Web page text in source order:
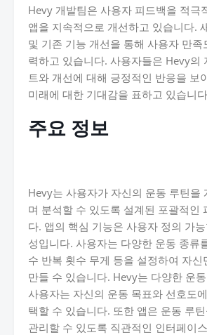
Hevy 개발팀은 사용자 피드백을 적극
앱을 지속적으로 개선하고 있습니다.
및 기존 기능 개선을 통해 사용자 만족
력하고 있습니다. 사용자들은 Hevy의
트와 개선에 대해 긍정적인 반응을 보
미래에 대한 기대감을 표하고 있습니
주요 정보
Hevy는 사용자가 자신의 운동 루틴을
며 분석할 수 있도록 설계된 포괄적인
다. 앱의 핵심 기능은 사용자 정의 가
성입니다. 사용자는 다양한 운동 종류
수 반복 횟수 무게 등을 설정하여 자신
만들 수 있습니다. Hevy는 다양한 운
사용자는 자신의 운동 목표와 선호도
택할 수 있습니다. 또한 앱은 운동 루
관리할 수 있도록 직관적인 인터페이